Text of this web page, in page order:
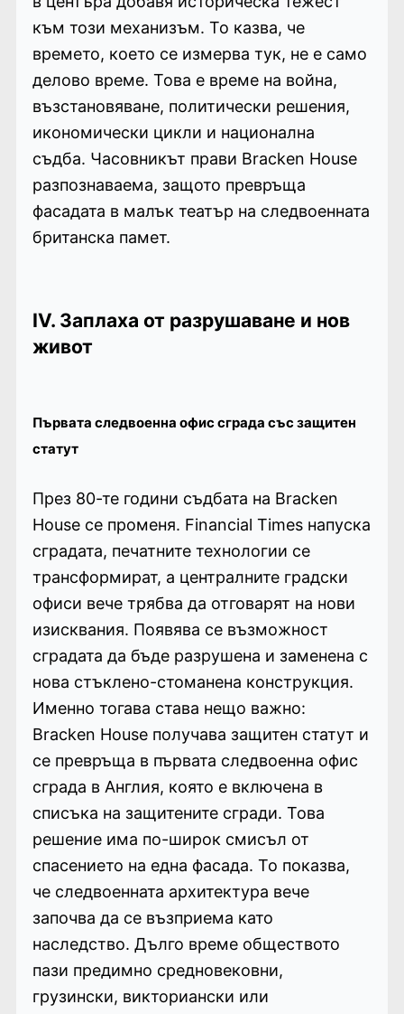
към този механизъм. То казва, че
времето, което се измерва тук, не е само
делово време. Това е време на война,
възстановяване, политически решения,
икономически цикли и национална
съдба. Часовникът прави Bracken House
разпознаваема, защото превръща
фасадата в малък театър на следвоенната
британска памет.
IV. Заплаха от разрушаване и нов
живот
Първата следвоенна офис сграда със защитен
статут
През 80-те години съдбата на Bracken
House се променя. Financial Times напуска
сградата, печатните технологии се
трансформират, а централните градски
офиси вече трябва да отговарят на нови
изисквания. Появява се възможност
сградата да бъде разрушена и заменена с
нова стъклено-стоманена конструкция.
Именно тогава става нещо важно:
Bracken House получава защитен статут и
се превръща в първата следвоенна офис
сграда в Англия, която е включена в
списъка на защитените сгради. Това
решение има по-широк смисъл от
спасението на една фасада. То показва,
че следвоенната архитектура вече
започва да се възприема като
наследство. Дълго време обществото
пази предимно средновековни,
грузински, викториански или